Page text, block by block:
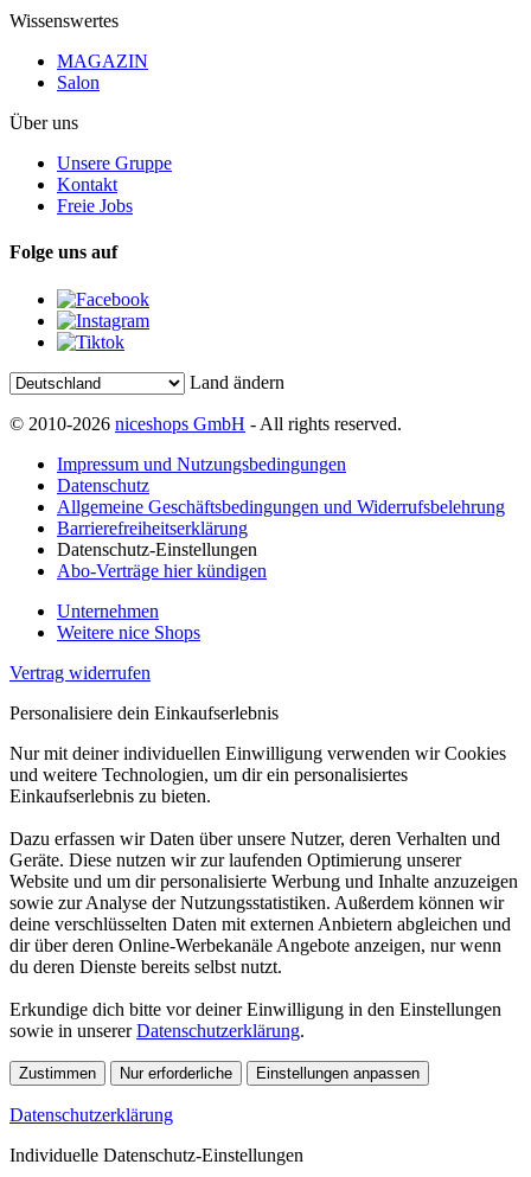
Wissenswertes
MAGAZIN
Salon
Über uns
Unsere Gruppe
Kontakt
Freie Jobs
Folge uns auf
Land ändern
© 2010-2026 niceshops GmbH - All rights reserved.
Impressum und Nutzungsbedingungen
Datenschutz
Allgemeine Geschäftsbedingungen und Widerrufsbelehrung
Barrierefreiheitserklärung
Datenschutz-Einstellungen
Abo-Verträge hier kündigen
Unternehmen
Weitere nice Shops
Vertrag widerrufen
Personalisiere dein Einkaufserlebnis
Nur mit deiner individuellen Einwilligung verwenden wir Cookies
und weitere Technologien, um dir ein personalisiertes
Einkaufserlebnis zu bieten.
Dazu erfassen wir Daten über unsere Nutzer, deren Verhalten und
Geräte. Diese nutzen wir zur laufenden Optimierung unserer
Website und um dir personalisierte Werbung und Inhalte anzuzeigen
sowie zur Analyse der Nutzungsstatistiken. Außerdem können wir
deine verschlüsselten Daten mit externen Anbietern abgleichen und
dir über deren Online-Werbekanäle Angebote anzeigen, nur wenn
du deren Dienste bereits selbst nutzt.
Erkundige dich bitte vor deiner Einwilligung in den Einstellungen
sowie in unsererDatenschutzerklärung.
Zustimmen Nur erforderliche Einstellungen anpassen
Datenschutzerklärung
Individuelle Datenschutz-Einstellungen